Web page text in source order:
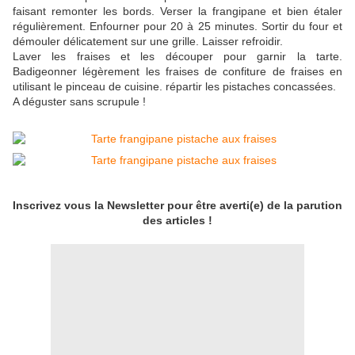
faisant remonter les bords. Verser la frangipane et bien étaler
régulièrement. Enfourner pour 20 à 25 minutes. Sortir du four et
démouler délicatement sur une grille. Laisser refroidir.
Laver les fraises et les découper pour garnir la tarte.
Badigeonner légèrement les fraises de confiture de fraises en
utilisant le pinceau de cuisine. répartir les pistaches concassées.
A déguster sans scrupule !
Inscrivez vous la Newsletter pour être averti(e) de la parution
des articles !